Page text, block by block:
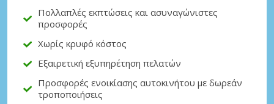
Πολλαπλές εκπτώσεις και ασυναγώνιστες
προσφορές
Χωρίς κρυφό κόστος
Εξαιρετική εξυπηρέτηση πελατών
Προσφορές ενοικίασης αυτοκινήτου με δωρεάν
τροποποιήσεις